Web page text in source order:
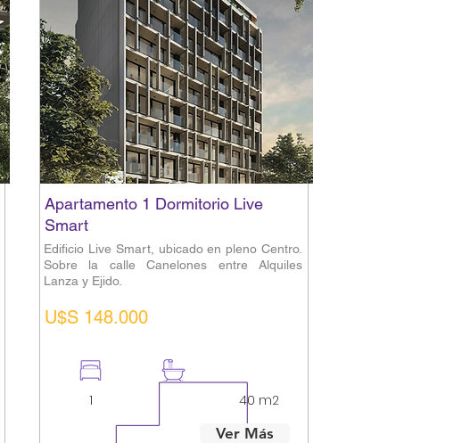
Apartamento 1 Dormitorio Live
Smart
Edificio Live Smart, ubicado en pleno Centro.
Sobre la calle Canelones entre Alquiles
Lanza y Ejido.
U$S 148.000
1
40 m2
Ver Más